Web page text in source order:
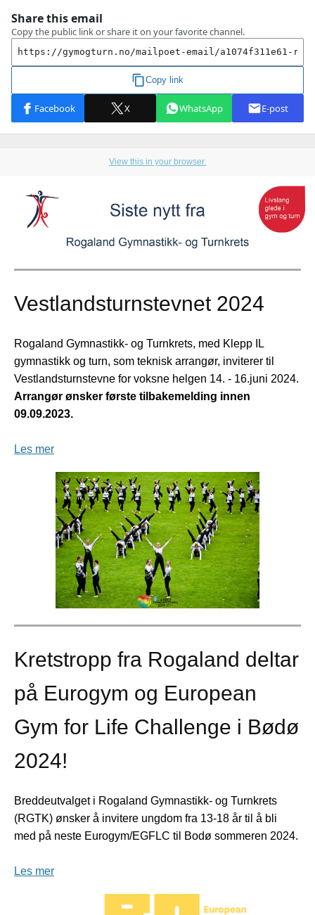
View this in your browser.
Vestlandsturnstevnet 2024
Rogaland Gymnastikk- og Turnkrets, med Klepp IL
gymnastikk og turn, som teknisk arrangør, inviterer til
Vestlandsturnstevne for voksne helgen 14. - 16.juni 2024.
Arrangør ønsker første tilbakemelding innen
09.09.2023.
Les mer
Kretstropp fra Rogaland deltar
på Eurogym og European
Gym for Life Challenge i Bødø
2024!
Breddeutvalget i Rogaland Gymnastikk- og Turnkrets
(RGTK) ønsker å invitere ungdom fra 13-18 år til å bli
med på neste Eurogym/EGFLC til Bodø sommeren 2024.
Les mer